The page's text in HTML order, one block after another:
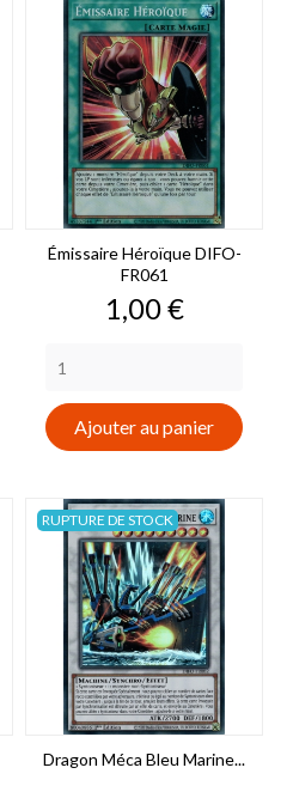
Émissaire Héroïque DIFO-
FR061
Prix
1,00 €
Ajouter au panier
Dragon Méca Bleu Marine...
RUPTURE DE STOCK